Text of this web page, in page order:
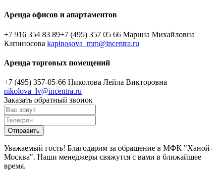
Аренда офисов и апартаментов
+7 916 354 83 89+7 (495) 357 05 66 Марина Михайловна
Капиносова kapinosova_mm@incentra.ru
Аренда торговых помещений
+7 (495) 357-05-66 Николова Лейла Викторовна
nikolova_lv@incentra.ru
Заказать обратный звонок
Уважаемый гость! Благодарим за обращение в МФК "Ханой-
Москва". Наши менеджеры свяжутся с вами в ближайшее
время.